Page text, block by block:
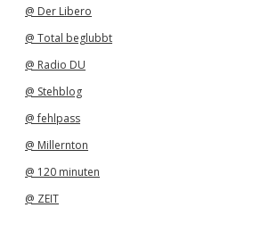
@ Der Libero
@ Total beglubbt
@ Radio DU
@ Stehblog
@ fehlpass
@ Millernton
@ 120 minuten
@ ZEIT